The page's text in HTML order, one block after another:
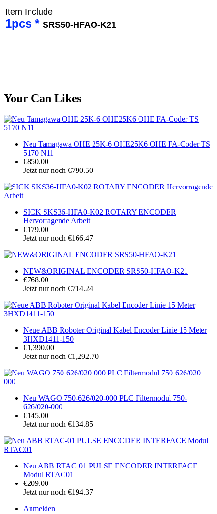
Item Include
1pcs * SRS50-HFAO-K21
Your Can Likes
Neu Tamagawa OHE 25K-6 OHE25K6 OHE FA-Coder TS
5170 N11
€850.00
Jetzt nur noch €790.50
SICK SKS36-HFA0-K02 ROTARY ENCODER
Hervorragende Arbeit
€179.00
Jetzt nur noch €166.47
NEW&ORIGINAL ENCODER SRS50-HFAO-K21
€768.00
Jetzt nur noch €714.24
Neue ABB Roboter Original Kabel Encoder Linie 15 Meter
3HXD1411-150
€1,390.00
Jetzt nur noch €1,292.70
Neu WAGO 750-626/020-000 PLC Filtermodul 750-
626/020-000
€145.00
Jetzt nur noch €134.85
Neu ABB RTAC-01 PULSE ENCODER INTERFACE
Modul RTAC01
€209.00
Jetzt nur noch €194.37
Anmelden